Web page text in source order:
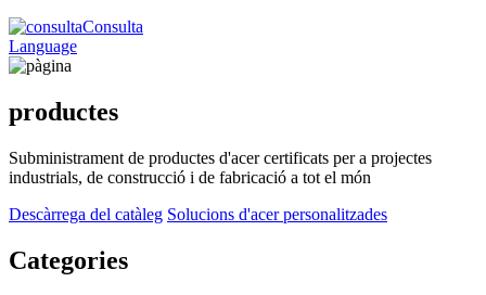
Consulta
Language
productes
Subministrament de productes d'acer certificats per a projectes
industrials, de construcció i de fabricació a tot el món
Descàrrega del catàleg Solucions d'acer personalitzades
Categories